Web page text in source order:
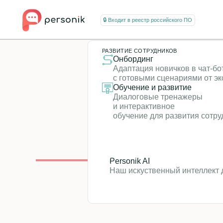
🔒 Входит в реестр российского ПО
Онбординг
Адаптация новичков в чат-боте
с готовыми сценариями от
Обучение и развитие
Диалоговые тренажеры
и интерактивное
обучение для развития сотрудников